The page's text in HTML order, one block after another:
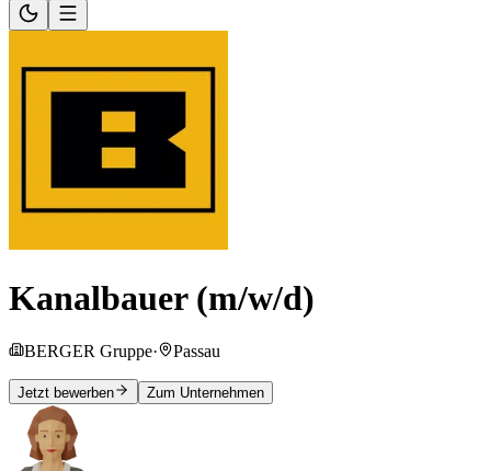
Kanalbauer (m/w/d)
BERGER Gruppe· Passau
Jetzt bewerben Zum Unternehmen